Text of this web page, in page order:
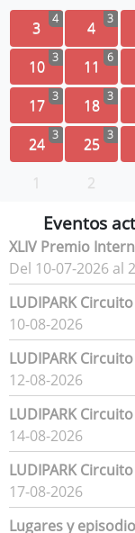
3 4 4 3
10 3 11 6
17 3 18 3
24 3 25 3
1 2
Eventos
XLIV Premio
Del 10-07-2026 al
LUDIPARK
10-08-2026
LUDIPARK
12-08-2026
LUDIPARK
14-08-2026
LUDIPARK
17-08-2026
Lugares y